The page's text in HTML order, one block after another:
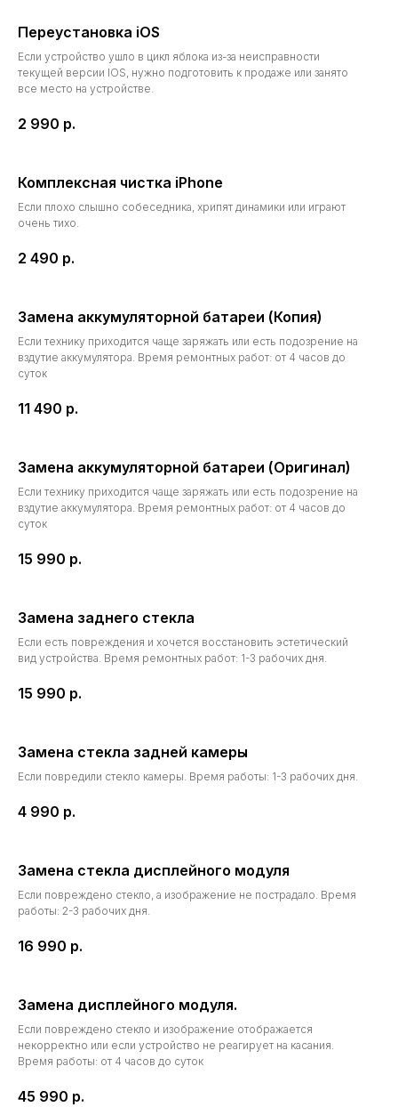
Переустановка iOS
Если устройство ушло в цикл яблока из-за неисправности
текущей версии IOS, нужно подготовить к продаже или занято
все место на устройстве.
2 990 р.
Комплексная чистка iPhone
Если плохо слышно собеседника, хрипят динамики или играют
очень тихо.
2 490 р.
Замена аккумуляторной батареи (Копия)
Если технику приходится чаще заряжать или есть подозрение на
вздутие аккумулятора. Время ремонтных работ: от 4 часов до
суток
11 490 р.
Замена аккумуляторной батареи (Оригинал)
Если технику приходится чаще заряжать или есть подозрение на
вздутие аккумулятора. Время ремонтных работ: от 4 часов до
суток
15 990 р.
Замена заднего стекла
Если есть повреждения и хочется восстановить эстетический
вид устройства. Время ремонтных работ: 1-3 рабочих дня.
15 990 р.
Замена стекла задней камеры
Если повредили стекло камеры. Время работы: 1-3 рабочих дня.
4 990 р.
Замена стекла дисплейного модуля
Eсли повреждено стекло, а изображение не пострадало. Время
работы: 2-3 рабочих дня.
16 990 р.
Замена дисплейного модуля.
Eсли повреждено стекло и изображение отображается
некорректно или если устройство не реагирует на касания.
Время работы: от 4 часов до суток
45 990 р.